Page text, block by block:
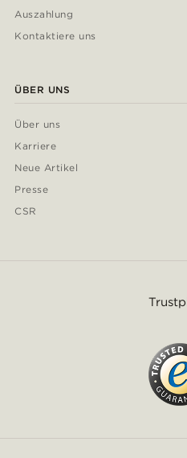
Auszahlung
Kontaktiere uns
ÜBER UNS
Über uns
Karriere
Neue Artikel
Presse
CSR